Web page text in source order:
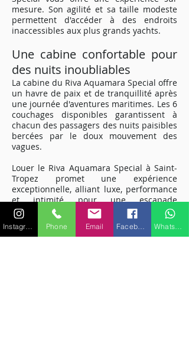
mesure. Son agilité et sa taille modeste
permettent d'accéder à des endroits
inaccessibles aux plus grands yachts.
Une cabine confortable pour
des nuits inoubliables
La cabine du Riva Aquamara Special offre
un havre de paix et de tranquillité après
une journée d'aventures maritimes. Les 6
couchages disponibles garantissent à
chacun des passagers des nuits paisibles
bercées par le doux mouvement des
vagues.
Louer le Riva Aquamara Special à Saint-
Tropez promet une expérience
exceptionnelle, alliant luxe, performance
et intimité pour une escapade
mémorable sur la Méditerranée.
Embarquez pour une aventure maritime
unique et découvrez la magie de la Côte
Phone Email